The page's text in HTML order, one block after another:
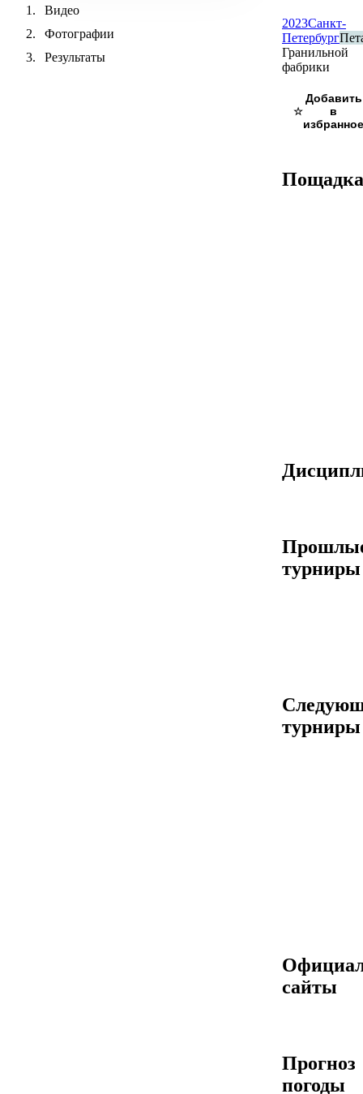
Видео
Фотографии
Результаты
2023Санкт-
Петербург
Гранильной
фабрики
☆
Пощадка
турниры
турниры
сайты
Прогноз
погоды